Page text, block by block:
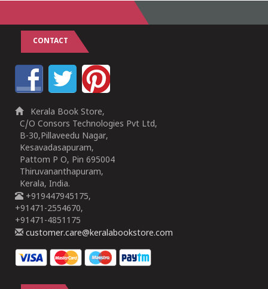
CONTACT
Kerala Book Store,
C/O Consors Technologies Pvt Ltd,
B-30,Pillaveedu Nagar,
Kesavadasapuram,
Pattom P O, Pin 695004
Thiruvananthapuram,
Kerala, India.
+919447945175,
+91471-2554670,
+91471-4851175
customer.care@keralabookstore.com